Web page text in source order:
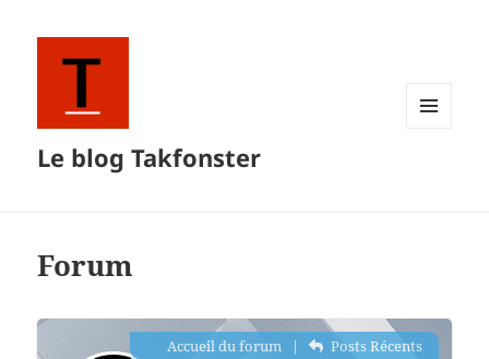
Le blog Takfonster
Forum
Accueil du forum | Posts Récents